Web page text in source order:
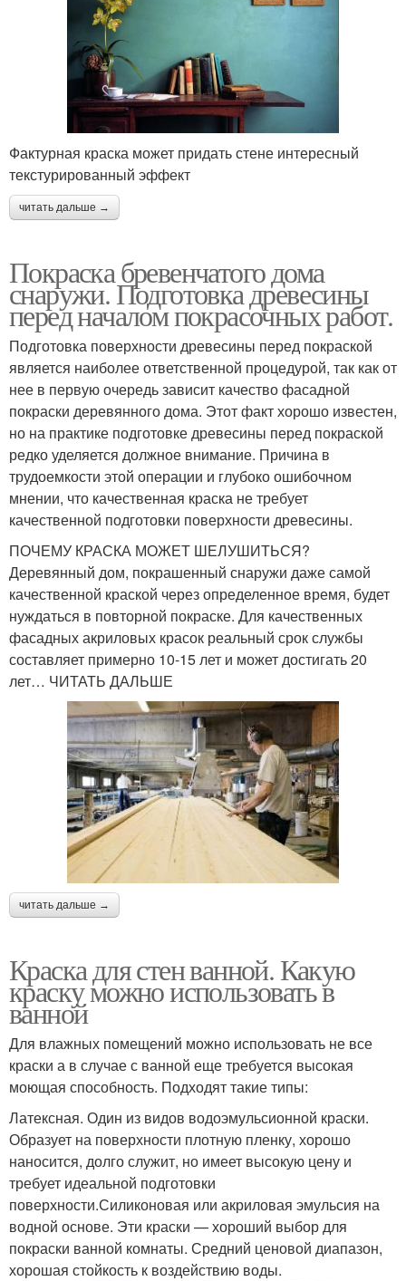
Фактурная краска может придать стене интересный
текстурированный эффект
читать дальше →
Покраска бревенчатого дома
снаружи. Подготовка древесины
перед началом покрасочных работ.
Подготовка поверхности древесины перед покраской
является наиболее ответственной процедурой, так как от
нее в первую очередь зависит качество фасадной
покраски деревянного дома. Этот факт хорошо известен,
но на практике подготовке древесины перед покраской
редко уделяется должное внимание. Причина в
трудоемкости этой операции и глубоко ошибочном
мнении, что качественная краска не требует
качественной подготовки поверхности древесины.
ПОЧЕМУ КРАСКА МОЖЕТ ШЕЛУШИТЬСЯ?
Деревянный дом, покрашенный снаружи даже самой
качественной краской через определенное время, будет
нуждаться в повторной покраске. Для качественных
фасадных акриловых красок реальный срок службы
составляет примерно 10-15 лет и может достигать 20
лет… ЧИТАТЬ ДАЛЬШЕ
читать дальше →
Краска для стен ванной. Какую
краску можно использовать в
ванной
Для влажных помещений можно использовать не все
краски а в случае с ванной еще требуется высокая
моющая способность. Подходят такие типы:
Латексная. Один из видов водоэмульсионной краски.
Образует на поверхности плотную пленку, хорошо
наносится, долго служит, но имеет высокую цену и
требует идеальной подготовки
поверхности.Силиконовая или акриловая эмульсия на
водной основе. Эти краски — хороший выбор для
покраски ванной комнаты. Средний ценовой диапазон,
хорошая стойкость к воздействию воды.